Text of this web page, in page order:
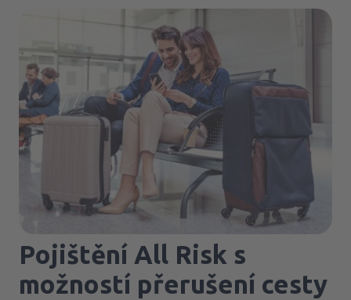
Pojištění All Risk s
možností přerušení cesty